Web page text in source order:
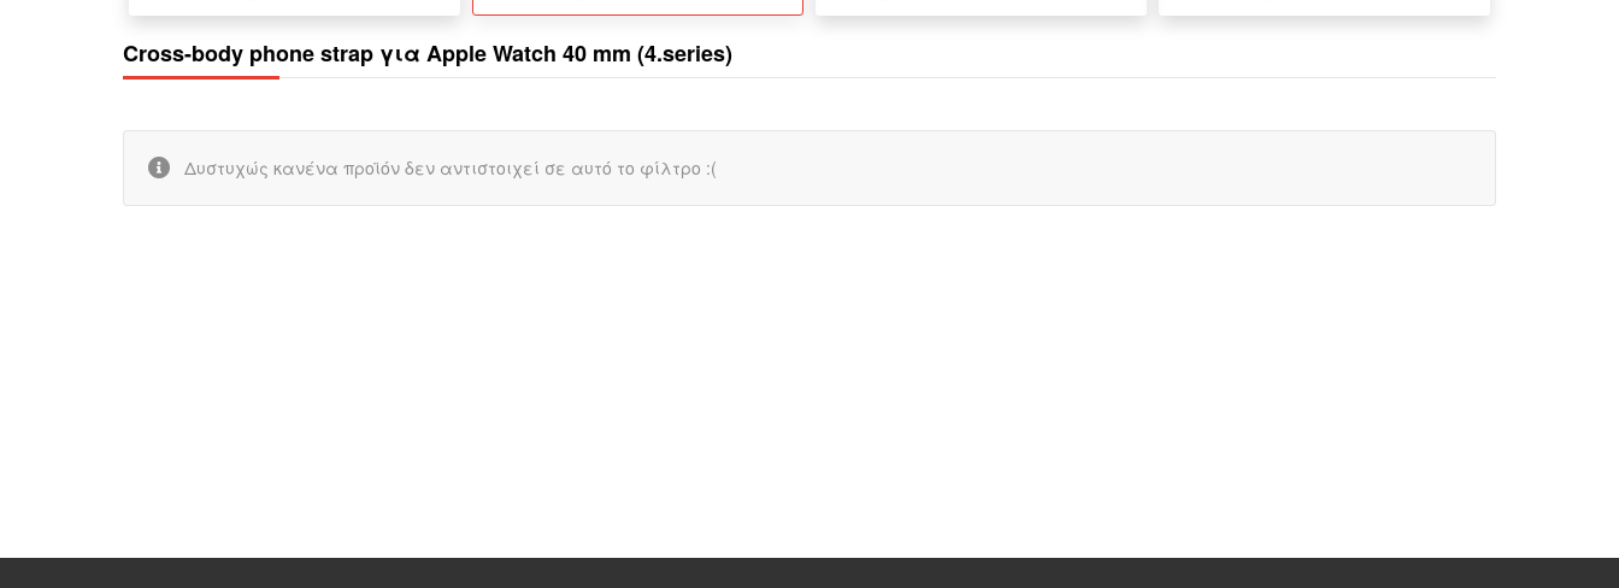
Cross-body phone strap για Apple Watch 40 mm (4.series)
Δυστυχώς κανένα προϊόν δεν αντιστοιχεί σε αυτό το φίλτρο :(